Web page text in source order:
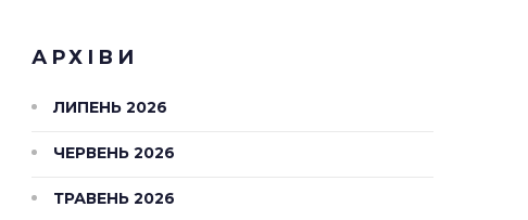
АРХІВИ
ЛИПЕНЬ 2026
ЧЕРВЕНЬ 2026
ТРАВЕНЬ 2026